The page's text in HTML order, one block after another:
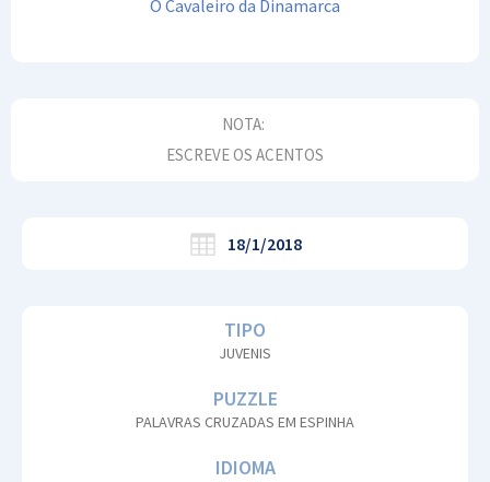
O Cavaleiro da Dinamarca
NOTA:
ESCREVE OS ACENTOS
18/1/2018
TIPO
JUVENIS
PUZZLE
PALAVRAS CRUZADAS EM ESPINHA
IDIOMA